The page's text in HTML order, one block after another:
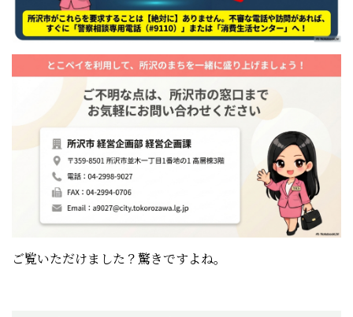
ご覧いただけました？驚きですよね。